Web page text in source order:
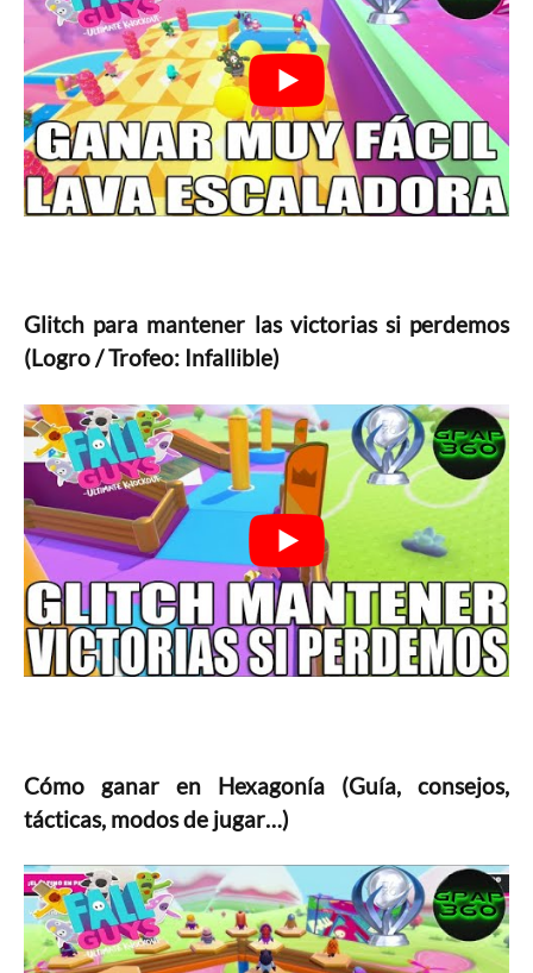
Glitch para mantener las victorias si perdemos
(Logro / Trofeo: Infallible)
Cómo ganar en Hexagonía (Guía, consejos,
tácticas, modos de jugar…)